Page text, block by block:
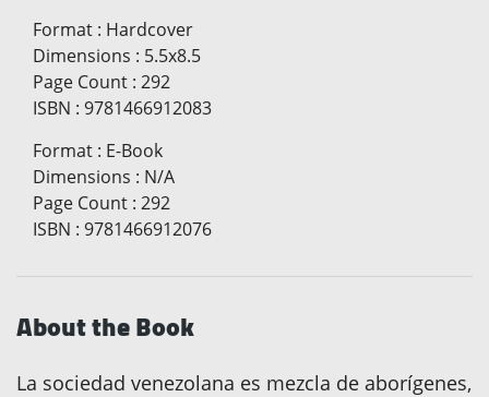
Format : Hardcover
Dimensions : 5.5x8.5
Page Count : 292
ISBN : 9781466912083
Format : E-Book
Dimensions : N/A
Page Count : 292
ISBN : 9781466912076
About the Book
La sociedad venezolana es mezcla de aborígenes,